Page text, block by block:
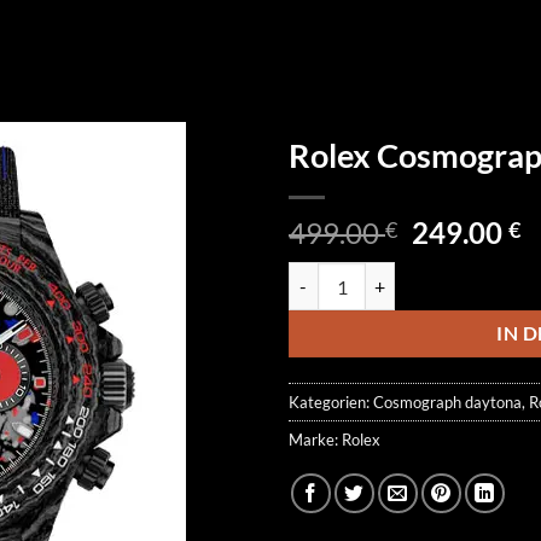
Rolex
499.00€
499.00 €
249.00€
IN
Kategorien:Cosmograph daytona,
Marke: Rolex